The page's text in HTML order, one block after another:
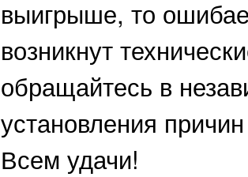
выигрыше, то
возникнут
обращайтесь в
установления
Всем удачи!